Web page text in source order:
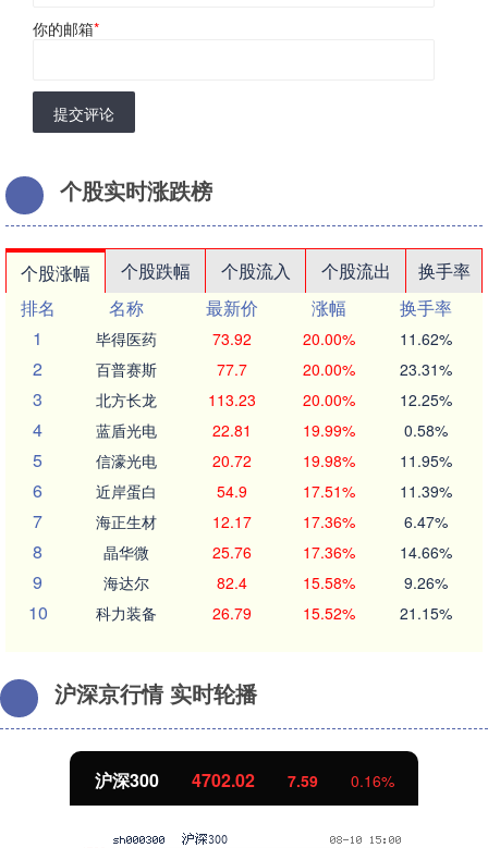
你的邮箱*
提交评论
个股实时涨跌榜
个股涨幅 个股跌幅 个股流入 个股流出
换手率
排名
名称 最新价 涨幅
换手率
1
毕得医药 73.92 20.00% 11.62%
2 百普赛斯 77.7 20.00% 23.31%
3 北方长龙 113.23 20.00% 12.25%
4 蓝盾光电 22.81 19.99% 0.58%
5 信濠光电 20.72 19.98% 11.95%
6 近岸蛋白 54.9 17.51% 11.39%
7 海正生材 12.17 17.36% 6.47%
8 晶华微 25.76 17.36% 14.66%
9 海达尔 82.4 15.58% 9.26%
10 科力装备 26.79 15.52% 21.15%
沪深京行情 实时轮播
北证50 1122.88 -11.37 -1.00%